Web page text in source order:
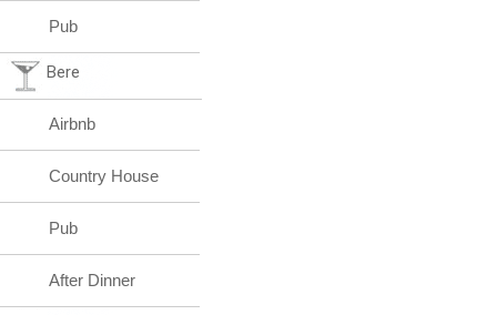
Pub
Bere
Airbnb
Country House
Pub
After Dinner